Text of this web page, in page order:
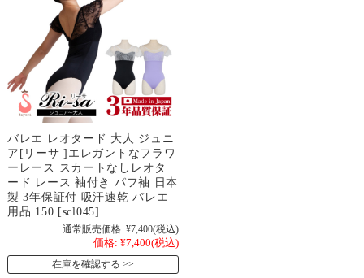
バレエ レオタード 大人 ジュニ
ア[リーサ ]エレガントなフラワ
ーレース スカートなしレオタ
ード レース 袖付き パフ袖 日本
製 3年保証付 吸汗速乾 バレエ
用品 150 [scl045]
通常販売価格: ¥7,400(税込)
価格: ¥7,400(税込)
在庫を確認する